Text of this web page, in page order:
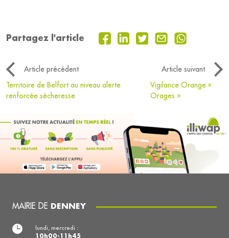
Partagez l'article
Article précédent
Article suivant
Territoire de Belfort au niveau alerte
renforcée sécheresse
Vigilance Orange «
Orages »
MAIRIE DE DENNEY
lundi, mercredi :
10h00-11h45